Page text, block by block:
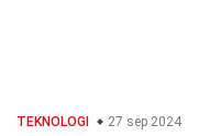
TEKNOLOGI 27 sep 2024